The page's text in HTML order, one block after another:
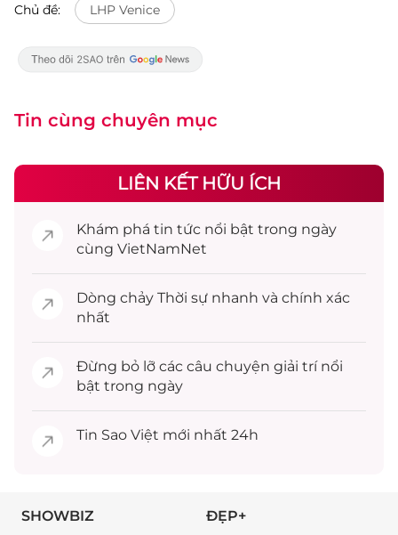
Chủ đề: LHP Venice
Tin cùng chuyên mục
LIÊN KẾT HỮU ÍCH
Khám phá tin tức nổi bật trong ngày
cùng VietNamNet
Dòng chảy Thời sự nhanh và chính xác
nhất
Đừng bỏ lỡ các câu chuyện giải trínổi
bật trong ngày
Tin Sao Việt mới nhất 24h
SHOWBIZ ĐẸP+